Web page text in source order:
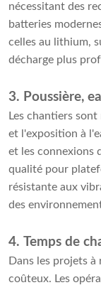
nécessitant des
batteries
celles au lithium,
décharge plus
3. Poussière,
Les chantiers
et l'exposition à
et les connexions
qualité pour
résistante aux
des
4. Temps de
Dans les projets
coûteux. Les